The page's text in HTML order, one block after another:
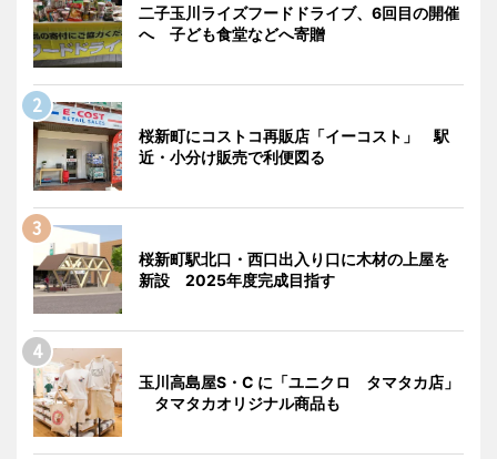
二子玉川ライズフードドライブ、6回目の開催
へ 子ども食堂などへ寄贈
桜新町にコストコ再販店「イーコスト」 駅
近・小分け販売で利便図る
桜新町駅北口・西口出入り口に木材の上屋を
新設 2025年度完成目指す
玉川高島屋S・C に「ユニクロ タマタカ店」
タマタカオリジナル商品も